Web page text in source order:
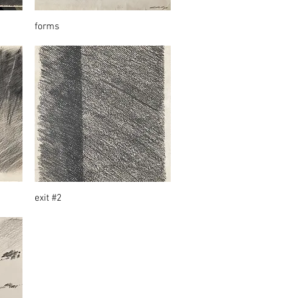
forms
exit #2